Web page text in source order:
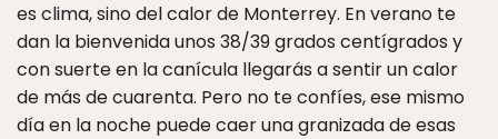
es clima, sino del calor de Monterrey. En verano te
dan la bienvenida unos 38/39 grados centígrados y
con suerte en la canícula llegarás a sentir un calor
de más de cuarenta. Pero no te confíes, ese mismo
día en la noche puede caer una granizada de esas